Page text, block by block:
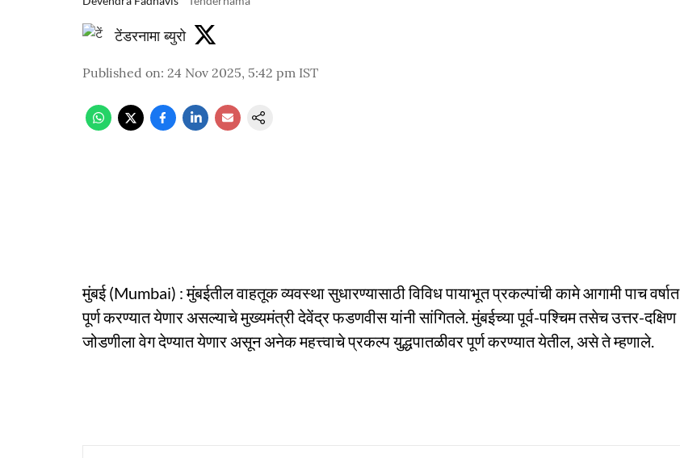
टेंडरनामा ब्युरो
Published on: 24 Nov 2025, 5:42 pm IST
मुंबई (Mumbai) : मुंबईतील वाहतूक व्यवस्था सुधारण्यासाठी विविध पायाभूत प्रकल्पांची कामे आगामी पाच वर्षात
पूर्ण करण्यात येणार असल्याचे मुख्यमंत्री देवेंद्र फडणवीस यांनी सांगितले. मुंबईच्या पूर्व-पश्चिम तसेच उत्तर-दक्षिण
जोडणीला वेग देण्यात येणार असून अनेक महत्त्वाचे प्रकल्प युद्धपातळीवर पूर्ण करण्यात येतील, असे ते म्हणाले.